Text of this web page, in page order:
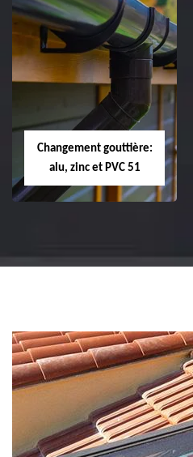
Réparation et
changement de
tuile de rive 51
Changement gouttière:
alu, zinc et PVC 51
et PVC 51